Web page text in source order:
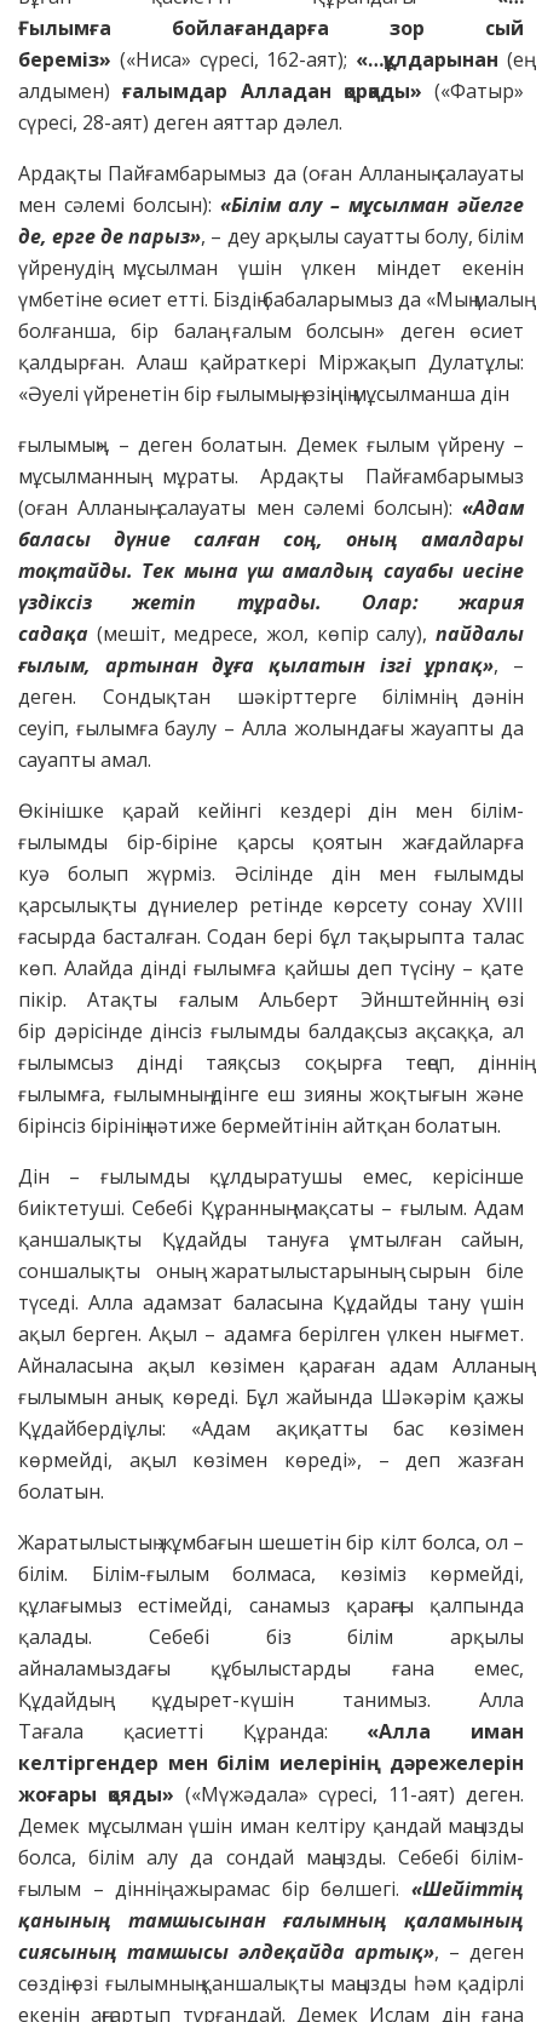
Ғылымға бойлағандарға зор сый
береміз» («Ниса» сүресі, 162-аят); «…құлдарынан(ең
алдымен) ғалымдар Алладан қорқады» («Фатыр»
сүресі, 28-аят) деген аяттар дәлел.
Ардақты Пайғамбарымыз да (оған Алланың салауаты
мен сәлемі болсын): «Білім алу – мұсылман әйелге
де, ерге де парыз», – деу арқылы сауатты болу, білім
үйренудің мұсылман үшін үлкен міндет екенін
үмбетіне өсиет етті. Біздің бабаларымыз да «Мың малың
болғанша, бір балаң ғалым болсын» деген өсиет
қалдырған. Алаш қайраткері Міржақып Дулатұлы:
«Әуелі үйренетін бір ғылымың, өзіңнің мұсылманша дін
ғылымың», – деген болатын. Демек ғылым үйрену –
мұсылманның мұраты. Ардақты Пайғамбарымыз
(оған Алланың салауаты мен сәлемі болсын): «Адам
баласы дүние салған соң, оның амалдары
тоқтайды. Тек мына үш амалдың сауабы иесіне
үздіксізжетіп тұрады. Олар: жария
садақа (мешіт, медресе, жол, көпір салу),пайдалы
ғылым, артынан дұға қылатын ізгі ұрпақ», –
деген. Сондықтан шәкірттерге білімнің дәнін
сеуіп, ғылымға баулу – Алла жолындағы жауапты да
сауапты амал.
Өкінішке қарай кейінгі кездері дін мен білім-
ғылымды бір-біріне қарсы қоятын жағдайларға
куә болып жүрміз. Әсілінде дін мен ғылымды
қарсылықты дүниелер ретінде көрсету сонау XVIII
ғасырда басталған. Содан бері бұл тақырыпта талас
көп. Алайда дінді ғылымға қайшы деп түсіну – қате
пікір. Атақты ғалым Альберт Эйнштейннің өзі
бір дәрісінде дінсіз ғылымды балдақсыз ақсаққа, ал
ғылымсыз дінді таяқсыз соқырға теңеп, діннің
ғылымға, ғылымның дінге еш зияны жоқтығын және
бірінсіз бірінің нәтиже бермейтінін айтқан болатын.
Дін – ғылымды құлдыратушы емес, керісінше
биіктетуші. Себебі Құранның мақсаты – ғылым. Адам
қаншалықты Құдайды тануға ұмтылған сайын,
соншалықты оның жаратылыстарының сырын біле
түседі. Алла адамзат баласына Құдайды тану үшін
ақыл берген. Ақыл – адамға берілген үлкен нығмет.
Айналасына ақыл көзімен қараған адам Алланың
ғылымын анық көреді. Бұл жайында Шәкәрім қажы
Құдайбердіұлы: «Адам ақиқатты бас көзімен
көрмейді, ақыл көзімен көреді», – деп жазған
болатын.
Жаратылыстың жұмбағын шешетін бір кілт болса, ол –
білім. Білім-ғылым болмаса, көзіміз көрмейді,
құлағымыз естімейді, санамыз қараңғы қалпында
қалады. Себебі біз білім арқылы
айналамыздағы құбылыстарды ғана емес,
Құдайдың құдырет-күшін танимыз. Алла
Тағала қасиетті Құранда: «Алла иман
келтіргендер мен білім иелерінің дәрежелерін
жоғары қояды» («Мүжәдала» сүресі, 11-аят) деген.
Демек мұсылман үшін иман келтіру қандай маңызды
болса, білім алу да сондай маңызды. Себебі білім-
ғылым – діннің ажырамас бір бөлшегі. «Шейіттің
қанының тамшысынан ғалымның қаламының
сиясының тамшысы әлдеқайда артық», – деген
сөздің өзі ғылымның қаншалықты маңызды һәм қадірлі
екенін аңғартып тұрғандай. Демек Ислам дін ғана